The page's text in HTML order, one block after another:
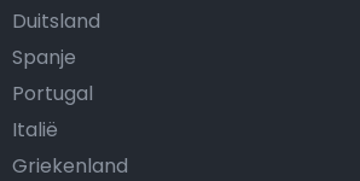
Duitsland
Spanje
Portugal
Italië
Griekenland